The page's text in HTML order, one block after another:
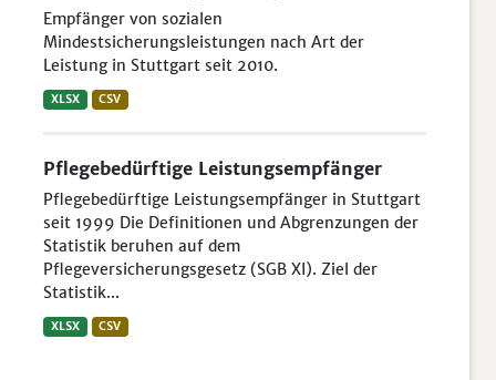
Empfänger von sozialen
Mindestsicherungsleistungen nach Art der
Leistung in Stuttgart seit 2010.
XLSX CSV
Pflegebedürftige Leistungsempfänger
Pflegebedürftige Leistungsempfänger in Stuttgart
seit 1999 Die Definitionen und Abgrenzungen der
Statistik beruhen auf dem
Pflegeversicherungsgesetz (SGB XI). Ziel der
Statistik...
XLSX CSV